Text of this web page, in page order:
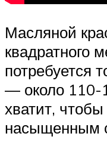
Масляной
квадратного
потребуется
— около 110-
хватит,
насыщенным